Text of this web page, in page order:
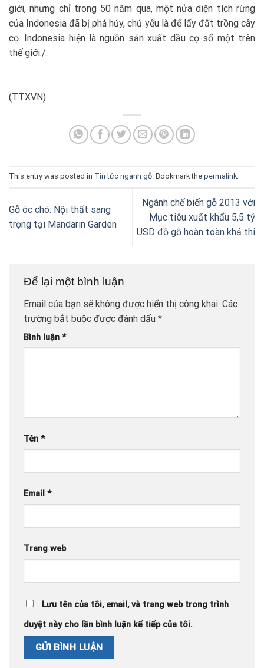
giới, nhưng chỉ trong 50 năm qua, một nửa diện tích rừng
của Indonesia đã bị phá hủy, chủ yếu là để lấy đất trồng cây
cọ. Indonesia hiện là nguồn sản xuất dầu cọ số một trên
thế giới./.
(TTXVN)
This entry was posted in Tin tức ngành gỗ. Bookmark the permalink.
Gỗ óc chó: Nội thất sang
trọng tại Mandarin Garden
Ngành chế biến gỗ 2013 với
Mục tiêu xuất khẩu 5,5 tỷ
USD đồ gỗ hoàn toàn khả thi
Để lại một bình luận
Email của bạn sẽ không được hiển thị công khai. Các
trường bắt buộc được đánh dấu *
Bình luận *
Tên *
Email *
Trang web
Lưu tên của tôi, email, và trang web trong trình
duyệt này cho lần bình luận kế tiếp của tôi.